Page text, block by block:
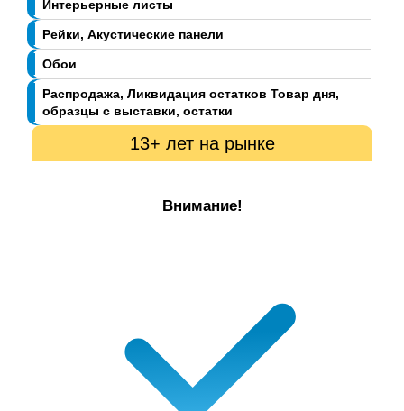
Интерьерные листы
Рейки, Акустические панели
Обои
Распродажа, Ликвидация остатков Товар дня,
образцы с выставки, остатки
13+ лет на рынке
Внимание!